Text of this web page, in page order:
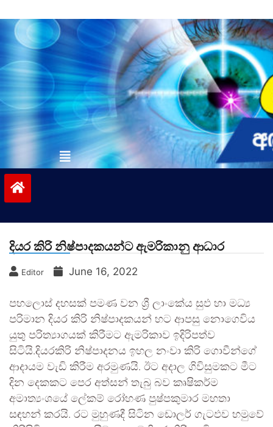
to
contentvinivida.lk
දියර කිරි නිෂ්පාදකයන්ට ඇමරිකානු ආධාර
Editor June 16, 2022
පහලොස් දහසක් පමණ වන ශ්‍රී ලාංකේය සුඵ හා මධ්‍ය
පරිමාන දියර කිරි නිෂ්පාදකයන් හට ආපසු නොගෙවිය
යුතු පරිත්‍යාගයක් කිරීමට ඇමරිකාව ඉදිරිපත්ව
සිටියි.දියරකිරි නිෂ්පාදනය ඉහල නංවා කිරි ගොවීන්ගේ
ආදායම වැඩි කිරීම අරමුණයි. ඊට අදාල ගිවිසුමකට මීට
දින දෙකකට පෙර අත්සන් තැබු බව කෘෂිකර්ම
අමාත්‍යංශයේ ලේකම් රෝහණ පුෂ්පකුමාර මහතා
සඳහන් කරයි. රට මුහුණදී සිටින ඩොලර් ගැටඵව හමුවේ